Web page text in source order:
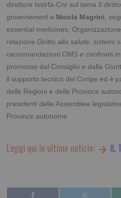
direttore Issirfa-Cnr sul tema Il
governement e Nicola Magrini,
essential medicines,
relazioneDiritto alla salute, sistemi
raccomandazioni OMS e confronti
promosso dal Consiglio e dalla
il supporto tecnico del Coripe ed è
delle Regioni e delle Province
presidenti delle Assemblee
Province autonome
Leggi qui le ultime notizie: IL